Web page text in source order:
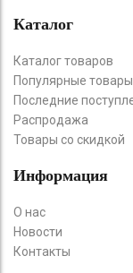
Каталог
Каталог товаров
Популярные товары
Последние
Распродажа
Товары со скидкой
Информация
О нас
Новости
Контакты